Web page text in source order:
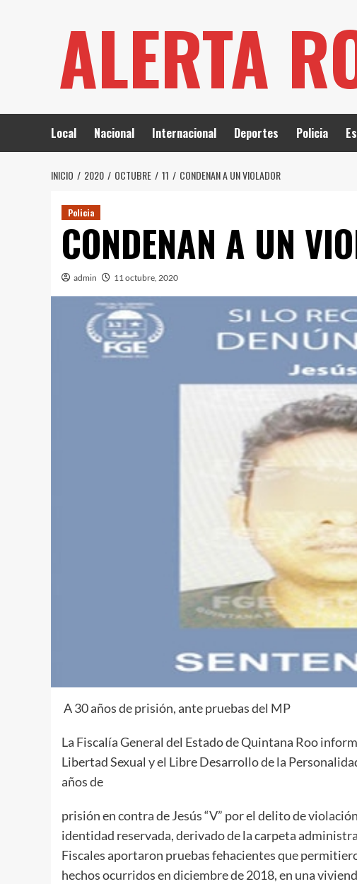
ALERTA
Local Nacional Internacional Deportes Policia
INICIO 2020 OCTUBRE 11 CONDENAN A UN VIOLADOR
Policia
CONDENAN A UN
admin 11 octubre, 2020
A 30 años de prisión, ante pruebas del MP
La Fiscalía General del Estado de Quintana Roo
Libertad Sexual y el Libre Desarrollo de la
años de
prisión en contra de Jesús “V” por el delito de
identidad reservada, derivado de la carpeta
Fiscales aportaron pruebas fehacientes que
hechos ocurridos en diciembre de 2018, en una